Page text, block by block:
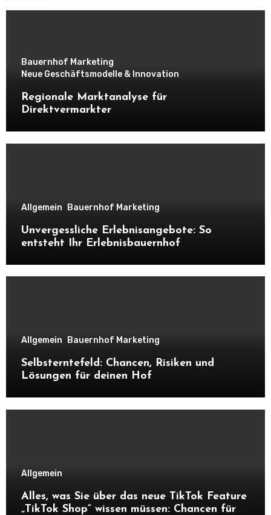
Bauernhof Marketing
Neue Geschäftsmodelle & Innovation
Regionale Marktanalyse für
Direktvermarkter
Allgemein Bauernhof Marketing
Unvergessliche Erlebnisangebote: So
entsteht Ihr Erlebnisbauernhof
Allgemein Bauernhof Marketing
Selbsterntefeld: Chancen, Risiken und
Lösungen für deinen Hof
Allgemein
Alles, was Sie über das neue TikTok Feature
„TikTok Shop“ wissen müssen: Chancen für